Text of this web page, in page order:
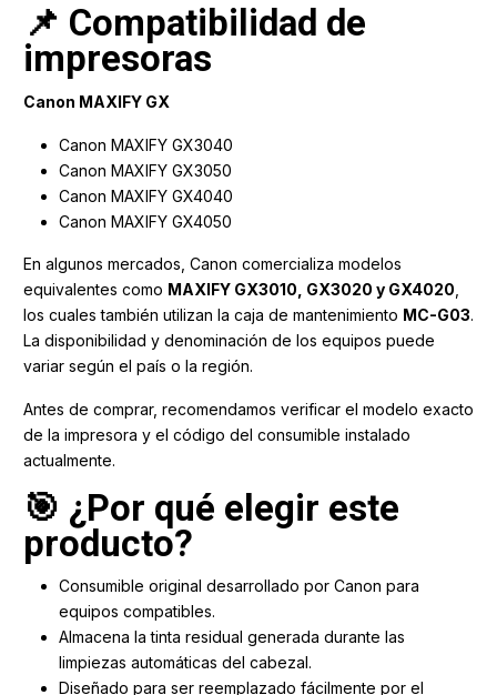
📌 Compatibilidad de
impresoras
Canon MAXIFY GX
Canon MAXIFY GX3040
Canon MAXIFY GX3050
Canon MAXIFY GX4040
Canon MAXIFY GX4050
En algunos mercados, Canon comercializa modelos
equivalentes como MAXIFY GX3010, GX3020 y GX4020
los cuales también utilizan la caja de mantenimiento MC-G03.
La disponibilidad y denominación de los equipos puede
variar según el país o la región.
Antes de comprar, recomendamos verificar el modelo exacto
de la impresora y el código del consumible instalado
actualmente.
🎯 ¿Por qué elegir este
producto?
Consumible original desarrollado por Canon para
equipos compatibles.
Almacena la tinta residual generada durante las
limpiezas automáticas del cabezal.
Diseñado para ser reemplazado fácilmente por el